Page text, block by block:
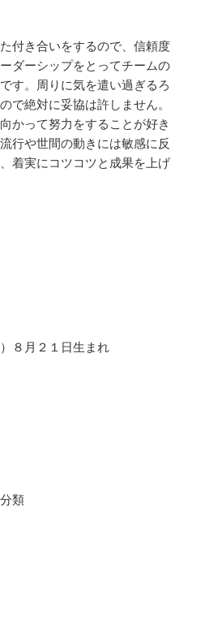
付き合いをするので、信頼度
ダーシップをとってチームの
す。周りに気を遣い過ぎるろ
で絶対に妥協は許しません。
かって努力をすることが好き
行や世間の動きには敏感に反
着実にコツコツと成果を上げ
８月２１日生まれ
類